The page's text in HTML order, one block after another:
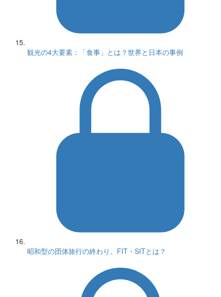
観光の4大要素：「食事」とは？世界と日本の事例
昭和型の団体旅行の終わり。FIT・SITとは？